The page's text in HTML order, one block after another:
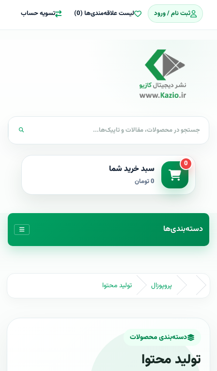
ثبت نام / ورود لیست علاقه‌مندی‌ها (0) تسویه حساب
0 سبد خرید شما
0 تومان
دسته‌بندی‌ها
پروپوزال تولید محتوا
دسته‌بندی محصولات
تولید محتوا